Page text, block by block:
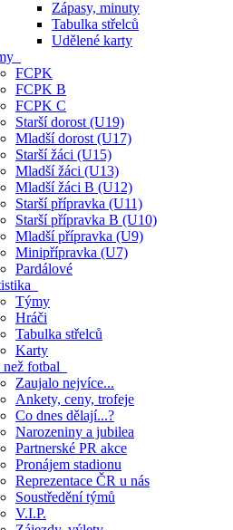
Zápasy, minuty
Tabulka střelců
Udělené karty
FCPK
FCPK B
FCPK C
Starší dorost (U19)
Mladší dorost (U17)
Starší žáci (U15)
Mladší žáci (U13)
Mladší žáci B (U12)
Starší přípravka (U11)
Starší přípravka B (U10)
Mladší přípravka (U9)
Minipřípravka (U7)
Pardálové
Týmy
Hráči
Tabulka střelců
Karty
fotbal
Zaujalo nejvíce...
Ankety, ceny, trofeje
Co dnes dělají...?
Narozeniny a jubilea
Partnerské PR akce
Pronájem stadionu
Reprezentace ČR u nás
Soustředění týmů
V.I.P.